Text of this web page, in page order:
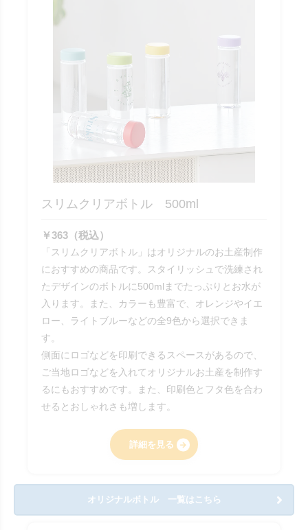
スリムクリアボトル 500ml
￥363（税込）
「スリムクリアボトル」はオリジナルのお土産制作
におすすめの商品です。スタイリッシュで洗練され
たデザインのボトルに500mlまでたっぷりとお水が
入ります。また、カラーも豊富で、オレンジやイエ
ロー、ライトブルーなどの全9色から選択できま
す。
側面にロゴなどを印刷できるスペースがあるので、
ご当地ロゴなどを入れてオリジナルお土産を制作す
るにもおすすめです。また、印刷色とフタ色を合わ
せるとおしゃれさも増します。
詳細を見る
オリジナルボトル 一覧はこちら